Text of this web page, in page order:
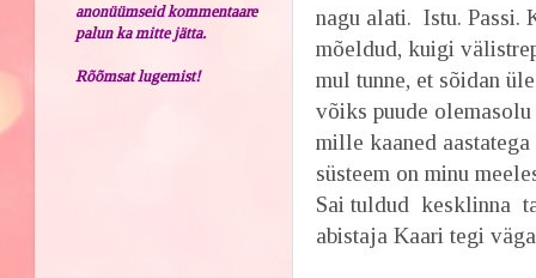
nagu alati. Istu.
mõeldud, kuigi
mul tunne, et sõidan
võiks puude
mille kaaned
süsteem on minu
Sai tuldud kesklinna
abistaja Kaari tegi
anonüümseid kommentaare
palun ka mitte jätta.
Rõõmsat lugemist!